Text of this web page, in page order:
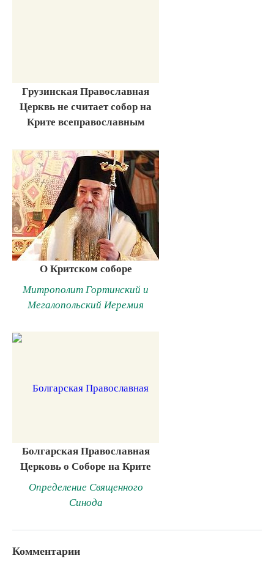
Грузинская Православная
Церквь не считает собор на
Крите всеправославным
О Критском соборе
Митрополит Гортинский и
Мегалопольский Иеремия
Болгарская Православная
Церковь о Соборе на Крите
Определение Священного
Синода
Комментарии